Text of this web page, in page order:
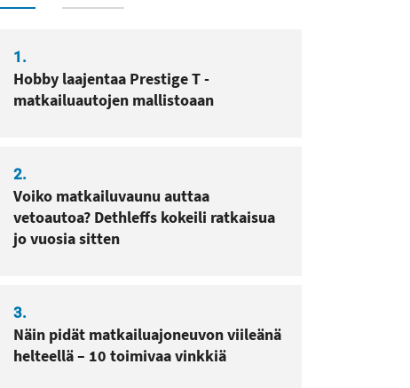
1.
Hobby laajentaa Prestige T -
matkailuautojen mallistoaan
2.
Voiko matkailuvaunu auttaa
vetoautoa? Dethleffs kokeili ratkaisua
jo vuosia sitten
3.
Näin pidät matkailuajoneuvon viileänä
helteellä – 10 toimivaa vinkkiä